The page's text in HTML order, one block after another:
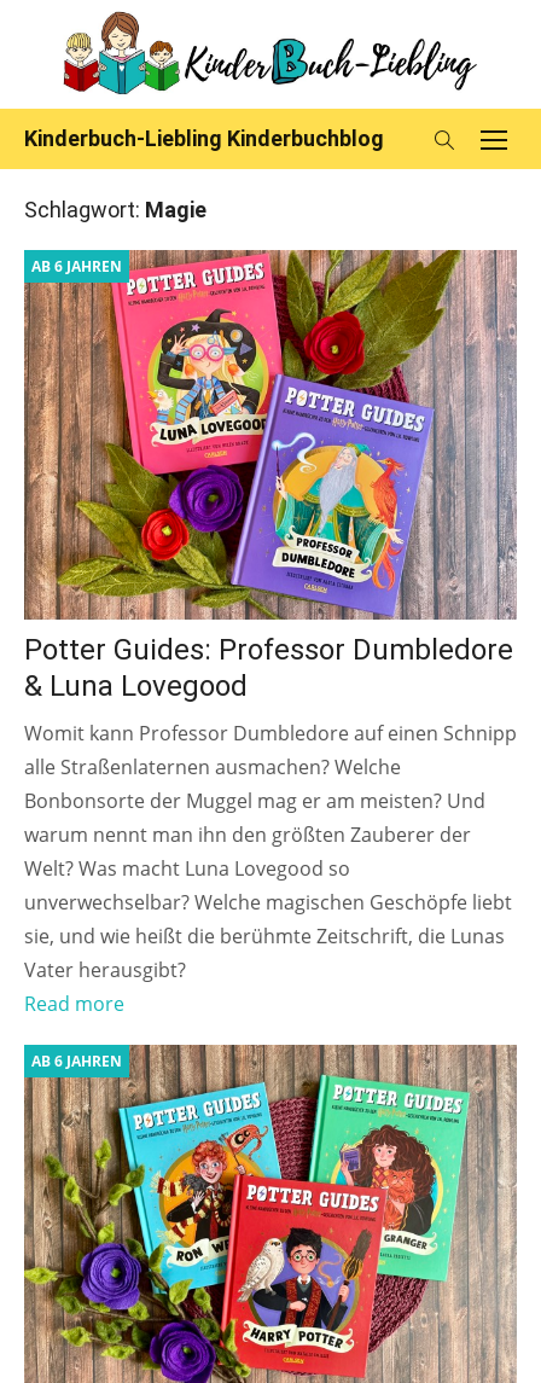
content
Kinderbuch-Liebling Kinderbuchblog
Schlagwort: Magie
AB 6 JAHREN
Potter Guides: Professor Dumbledore
& Luna Lovegood
Womit kann Professor Dumbledore auf einen Schnipp
alle Straßenlaternen ausmachen? Welche
Bonbonsorte der Muggel mag er am meisten? Und
warum nennt man ihn den größten Zauberer der
Welt? Was macht Luna Lovegood so
unverwechselbar? Welche magischen Geschöpfe liebt
sie, und wie heißt die berühmte Zeitschrift, die Lunas
Vater herausgibt?
Read more
AB 6 JAHREN